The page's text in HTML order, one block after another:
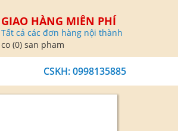
GIAO HÀNG MIỄN PHÍ
Tất cả các đơn hàng nội thành
co (0) san pham
CSKH:0998135885